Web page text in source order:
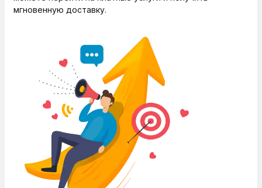
мгновенную доставку.